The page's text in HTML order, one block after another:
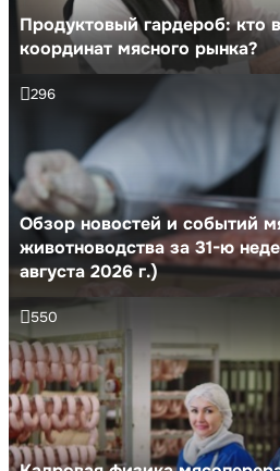
Продуктовый гардероб: кто
координат мясного рынка?
Обзор новостей и событий
животноводства за 31-ю
августа 2026 г.)
296
550